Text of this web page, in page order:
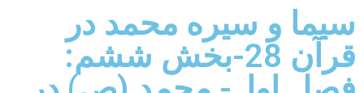
سیما و سیره محمد در
قرآن 28-بخش ششم: